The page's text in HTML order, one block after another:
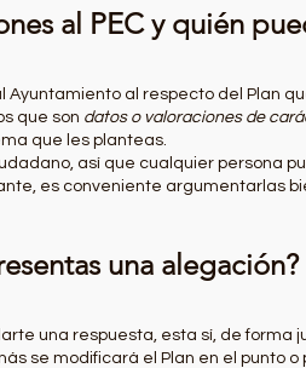
al PEC y quién
Ayuntamiento al respecto del Plan
que son datos o valoraciones de
que les planteas.
así que cualquier persona
es conveniente argumentarlas
una alegación?
una respuesta, esta sí, de forma
se modificará el Plan en el punto o